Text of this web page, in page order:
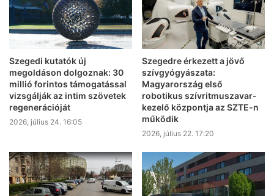
Szegedi kutatók új
megoldáson dolgoznak: 30
millió forintos támogatással
vizsgálják az intim szövetek
regenerációját
2026, július 24. 16:05
Szegedre érkezett a jövő
szívgyógyászata:
Magyarország első
robotikus szívritmuszavar-
kezelő központja az SZTE-n
működik
2026, július 22. 17:20